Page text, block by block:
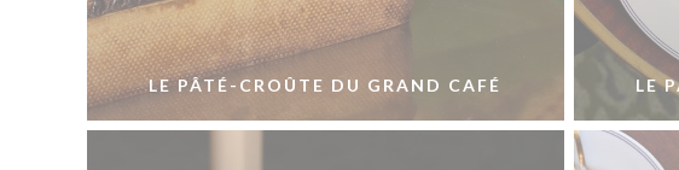
LE PÂTÉ-CROÛTE DU GRAND CAFÉ LE